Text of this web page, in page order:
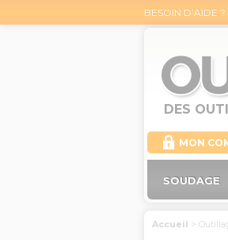
BESOIN D’AIDE
DES
MON
SOUDAGE
Accueil >